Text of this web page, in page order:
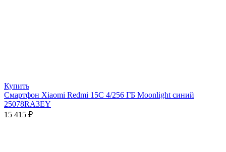
Купить
Смартфон Xiaomi Redmi 15C 4/256 ГБ Moonlight синий
25078RA3EY
15 415 ₽